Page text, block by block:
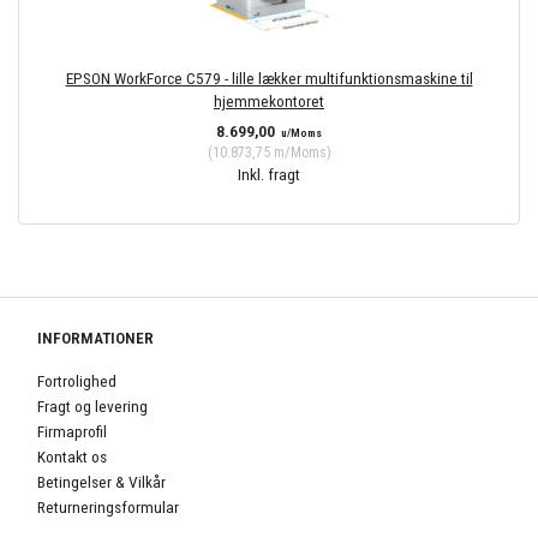
EPSON WorkForce C579 - lille lækker multifunktionsmaskine til
hjemmekontoret
8.699,00 u/Moms
(10.873,75m/Moms)
Inkl. fragt
INFORMATIONER
Fortrolighed
Fragt og levering
Firmaprofil
Kontakt os
Betingelser & Vilkår
Returneringsformular